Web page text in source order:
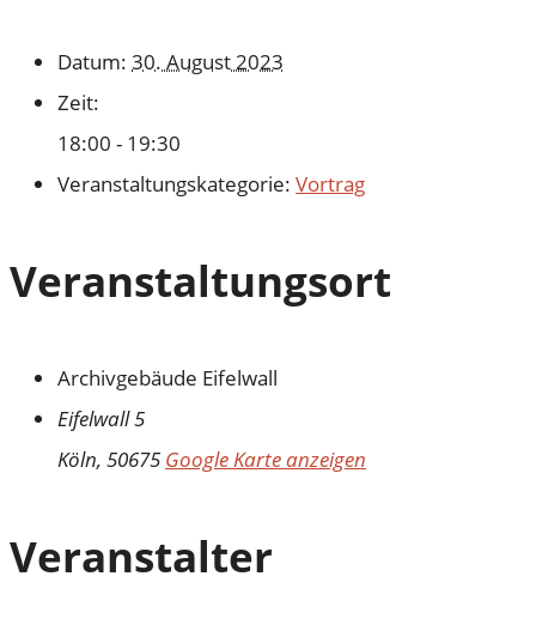
Datum: 30. August 2023
Zeit:
18:00 - 19:30
Veranstaltungskategorie: Vortrag
Veranstaltungsort
Archivgebäude Eifelwall
Eifelwall 5
Köln, 50675 Google Karte anzeigen
Veranstalter